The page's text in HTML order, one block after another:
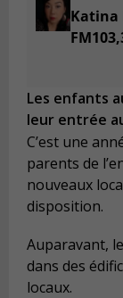
Katina
Les enfants
leur entrée
C’est une
parents de
nouveaux
disposition.
Auparavant,
dans des
locaux.